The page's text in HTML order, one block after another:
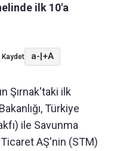
ilk 10'a
Kaydet a-|+A
Şırnak'taki ilk
Türkiye
ile Savunma
AŞ'nin (STM)